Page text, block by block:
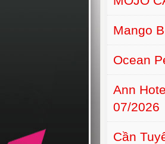
Mango
Ocean
Ann
07/2026
Cần